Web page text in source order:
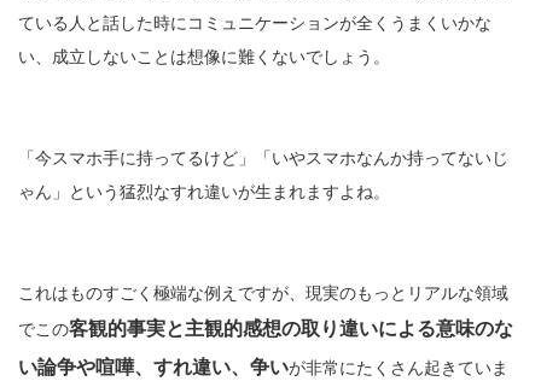
ている人と話した時にコミュニケーションが全くうまくいかな
い、成立しないことは想像に難くないでしょう。
「今スマホ手に持ってるけど」「いやスマホなんか持ってないじ
ゃん」という猛烈なすれ違いが生まれますよね。
これはものすごく極端な例えですが、現実のもっとリアルな領域
でこの客観的事実と主観的感想の取り違いによる意味のな
い論争や喧嘩、すれ違い、争いが非常にたくさん起きていま